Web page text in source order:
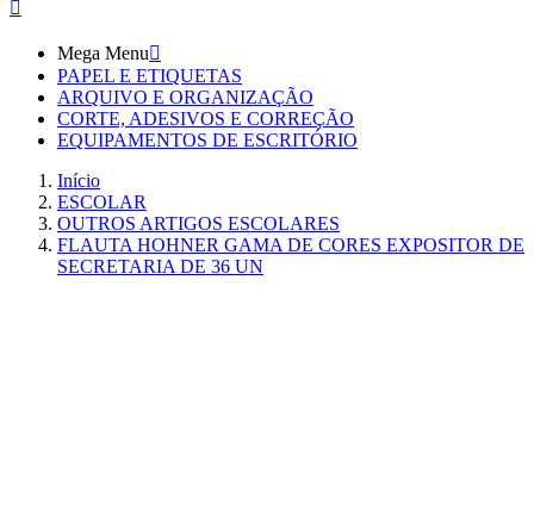

Mega Menu
PAPEL E ETIQUETAS
ARQUIVO E ORGANIZAÇÃO
CORTE, ADESIVOS E CORREÇÃO
EQUIPAMENTOS DE ESCRITÓRIO
Início
ESCOLAR
OUTROS ARTIGOS ESCOLARES
FLAUTA HOHNER GAMA DE CORES EXPOSITOR DE
SECRETARIA DE 36 UN